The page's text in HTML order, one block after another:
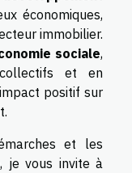
économiques,
immobilier.
sociale,
et en
positif sur
et les
je vous invite à